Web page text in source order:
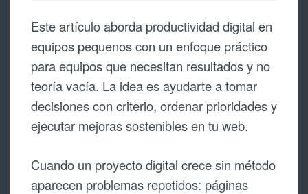
Este artículo aborda productividad digital en
equipos pequenos con un enfoque práctico
para equipos que necesitan resultados y no
teoría vacía. La idea es ayudarte a tomar
decisiones con criterio, ordenar prioridades y
ejecutar mejoras sostenibles en tu web.
Cuando un proyecto digital crece sin método
aparecen problemas repetidos: páginas